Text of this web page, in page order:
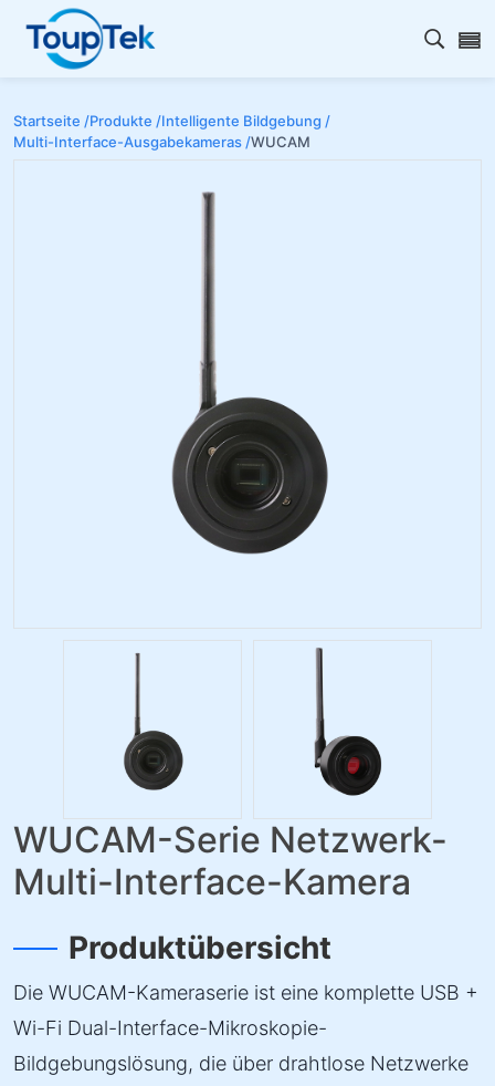
Open
Startseite /Produkte /Intelligente Bildgebung /
Multi-Interface-Ausgabekameras /WUCAM
WUCAM-Serie Netzwerk-
Multi-Interface-Kamera
Produktübersicht
Die WUCAM-Kameraserie ist eine komplette USB +
Wi-Fi Dual-Interface-Mikroskopie-
Bildgebungslösung, die über drahtlose Netzwerke